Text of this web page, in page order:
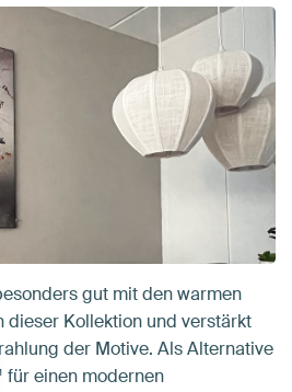
gut mit den warmen
dieser Kollektion und verstärkt
der Motive. Als Alternative
einen modernen